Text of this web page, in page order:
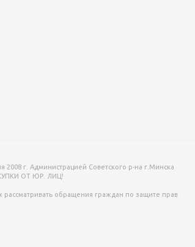
2008 г. Администрацией Советского р-на г.Минска
ОТ ЮР. ЛИЦ!
обращения граждан по защите прав